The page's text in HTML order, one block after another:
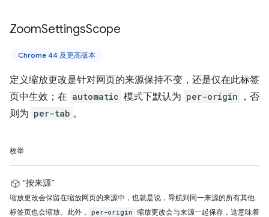
ZoomSettingsScope
Chrome 44 及更高版本
定义缩放更改是针对网页的来源保持不变，还是仅在此标签
页中生效；在 automatic 模式下默认为 per-origin
，否
则为 per-tab 。
枚举
“按来源”
缩放更改会保留在缩放网页的来源中，也就是说，导航到同一来源的所有其他
标签页也会缩放。此外，
per-origin 缩放更改会与来源一起保存，这意味着